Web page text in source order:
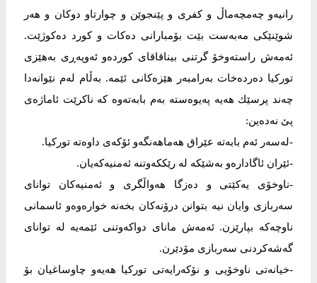
رانیەو چەمچەماڵ و كفری و پێنجوێن و چوارتاو دوكان و هەر
شوێنێكی مەبەست بێت بۆمبارانی دەكات و كورد دەكوژێت.
ئەمەش راستەوخۆ گرتنی بیناقاقای كوردەو ئەوپەڕی بەهێزی
توركیا دەردەخات بەرامبەر هێزەكانی ئێمە. بەڵام لەم نێوانەدا
چەند پرسێك هەیە پەیوەستە بەم بابەتەوە كە ناكرێت ئاماژەی
پێ نەدەین:
-لەسەر ئەم بابەتە عێراق هەماهەنگەو ئۆكەی داوەتە توركیا.
-ئێران ئاگادارەو بەشێكە لە رێككەوتنە ئەمنیەكەیان.
-ناوخۆی یەكێتی و دەزگا هەواڵگری و ئەمنیەكان توانای
سەربازی وایان نیە بتوانن درۆنەكان بخەنە خوارەوەو ئاسمانی
ناوچەكە بپارێزن. ئەمەش مانای دواكەوتنی ئێمەیە لە توانای
گەشەكردنی سەربازی مۆدێرن.
-خیانەتی ناوخۆیی و نۆكەرایەتی توركیا هەیەو چاوساغیان بۆ